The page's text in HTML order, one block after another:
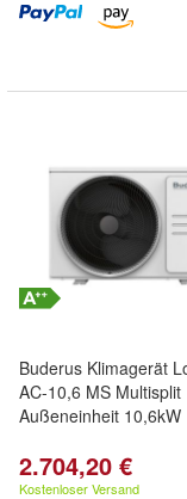
Buderus Klimagerät
AC-10,6 MS Multisplit
Außeneinheit 10,6kW
2.704,20 €
Kostenloser Versand